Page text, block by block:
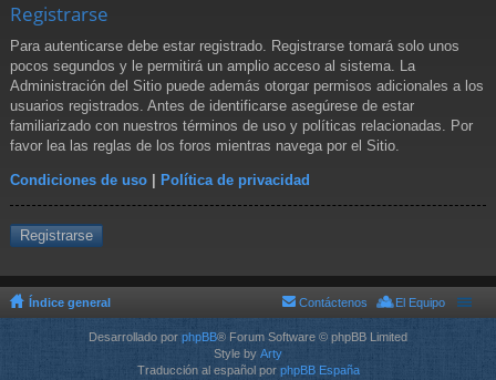
Registrarse
Para autenticarse debe estar registrado. Registrarse tomará solo unos
pocos segundos y le permitirá un amplio acceso al sistema. La
Administración del Sitio puede además otorgar permisos adicionales a los
usuarios registrados. Antes de identificarse asegúrese de estar
familiarizado con nuestros términos de uso y políticas relacionadas. Por
favor lea las reglas de los foros mientras navega por el Sitio.
Condiciones de uso | Política de privacidad
Registrarse
Índice general El Equipo
Contáctenos
Desarrollado por phpBB® Forum Software © phpBB Limited
Style by Arty
Traducción al español por phpBB España